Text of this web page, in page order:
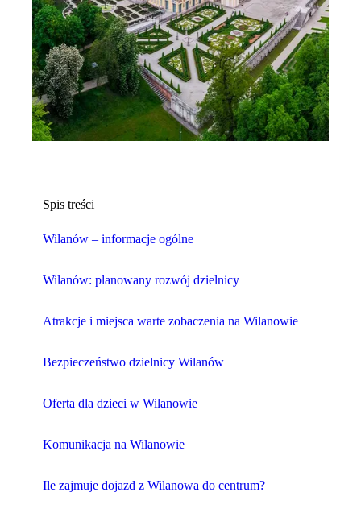
Spis treści
Wilanów – informacje ogólne
Wilanów: planowany rozwój dzielnicy
Atrakcje i miejsca warte zobaczenia na Wilanowie
Bezpieczeństwo dzielnicy Wilanów
Oferta dla dzieci w Wilanowie
Komunikacja na Wilanowie
Ile zajmuje dojazd z Wilanowa do centrum?